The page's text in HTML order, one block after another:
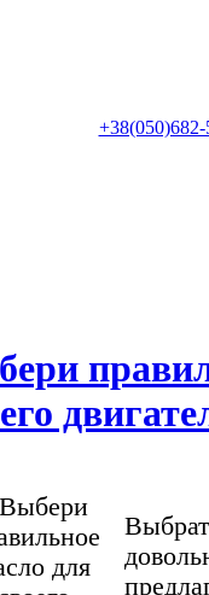
+38(050)682-